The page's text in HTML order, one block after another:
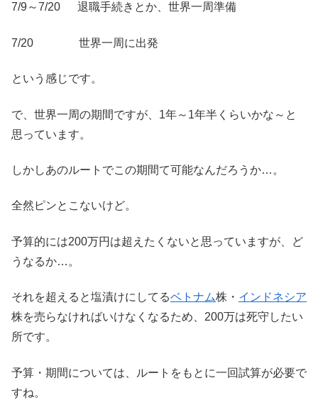
7/9～7/20 退職手続きとか、世界一周準備
7/20 世界一周に出発
という感じです。
で、世界一周の期間ですが、1年～1年半くらいかな～と
思っています。
しかしあのルートでこの期間て可能なんだろうか…。
全然ピンとこないけど。
予算的には200万円は超えたくないと思っていますが、ど
うなるか…。
それを超えると塩漬けにしてるベトナム株・ インドネシア
株を売らなければいけなくなるため、200万は死守したい
所です。
予算・期間については、ルートをもとに一回試算が必要で
すね。